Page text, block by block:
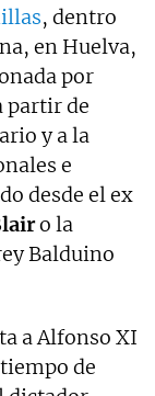
, dentro
en Huelva,
por
partir de
y a la
e
desde el ex
o la
Balduino
a Alfonso XI
de